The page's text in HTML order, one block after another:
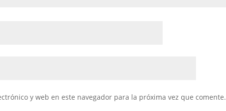
y web en este navegador para la próxima vez que comente.